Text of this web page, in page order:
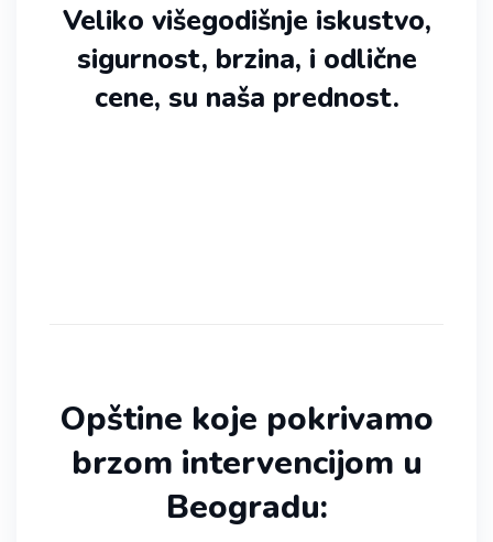
Veliko višegodišnje iskustvo,
sigurnost, brzina, i odlične
cene, su naša prednost.
Opštine koje pokrivamo
brzom intervencijom u
Beogradu: